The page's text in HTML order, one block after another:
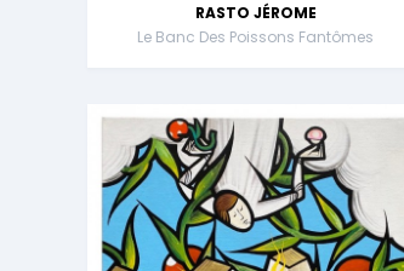
RASTO JÉROME
Le Banc Des Poissons Fantômes